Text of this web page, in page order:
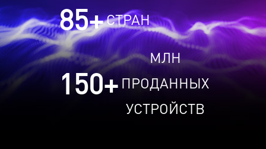
85+СТРАН
150+
МЛН
ПРОДАННЫХ
УСТРОЙСТВ